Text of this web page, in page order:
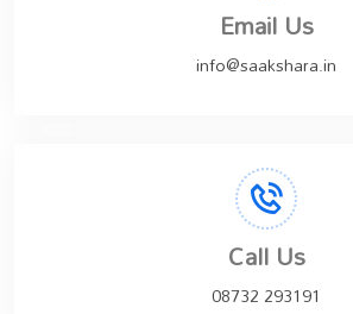
Email Us
info@saakshara.in
Call Us
08732 293191